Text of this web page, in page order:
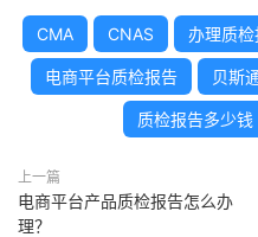
CMA CNAS 办理质检
电商平台质检报告 贝斯
质检报告多少钱
上一篇
电商平台产品质检报告怎么办
理？